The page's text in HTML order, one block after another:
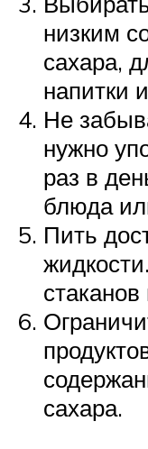
низким
сахара,
напитки
Не
нужно
раз в
блюда
Пить
сахара.